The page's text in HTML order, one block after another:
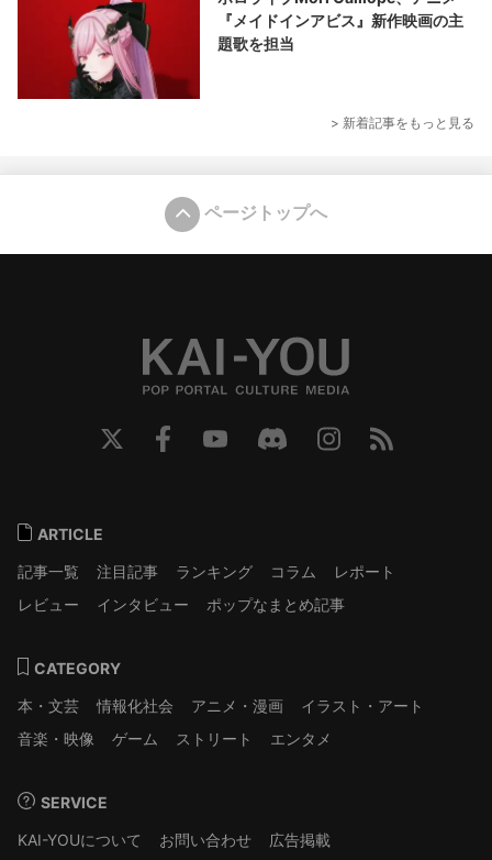
『メイドインアビス』新作映画の主
題歌を担当
> 新着記事をもっと見る
ページトップへ
ARTICLE
記事一覧
注目記事 ランキング コラム
レポート
レビュー
インタビュー ポップなまとめ記事
CATEGORY
本・文芸
情報化社会 アニメ・漫画
イラスト・アート
音楽・映像
ゲーム ストリート エンタメ
SERVICE
KAI-YOUについて
お問い合わせ 広告掲載